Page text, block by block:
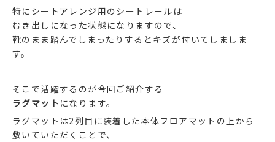
特にシートアレンジ用のシートレールは
むき出しになった状態になりますので、
靴のまま踏んでしまったりするとキズが付いてしましま
す。
そこで活躍するのが今回ご紹介する
ラグマット になります。
ラグマットは2列目に装着した本体フロアマットの上から
敷いていただくことで、